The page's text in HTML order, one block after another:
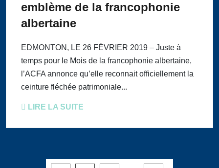
emblème de la francophonie
albertaine
EDMONTON, LE 26 FÉVRIER 2019 – Juste à
temps pour le Mois de la francophonie albertaine,
l’ACFA annonce qu’elle reconnait officiellement la
ceinture fléchée patrimoniale...
LIRE LA SUITE